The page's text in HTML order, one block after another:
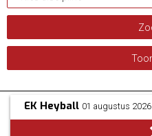
EK Heyball 01 augustus 2026